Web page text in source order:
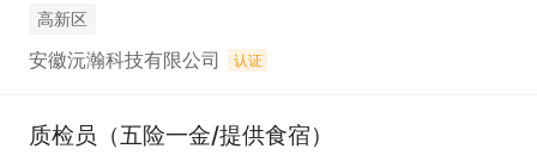
高新区
安徽沅瀚科技有限公司 认证
质检员（五险一金/提供食宿）